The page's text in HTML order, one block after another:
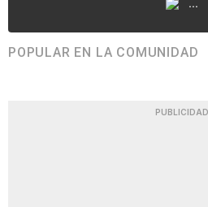
POPULAR EN LA COMUNIDAD
PUBLICIDAD